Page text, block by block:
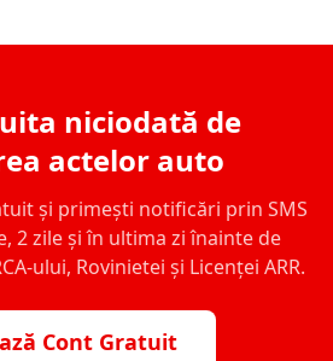
niciodată de
actelor auto
și primești notificări prin SMS
2 zile și în ultima zi înainte de
ului, Rovinietei și Licenței ARR.
Cont Gratuit